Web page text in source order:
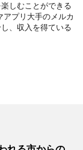
しむことができる
アプリ大手のメルカ
、収入を得ている